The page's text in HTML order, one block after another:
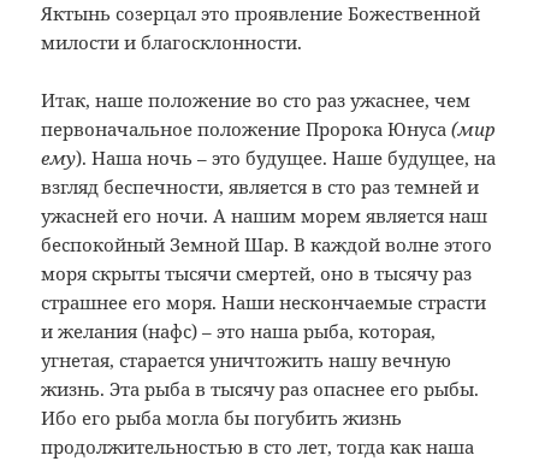
Яктынь созерцал это проявление Божественной
милости и благосклонности.
Итак, наше положение во сто раз ужаснее, чем
первоначальное положение Пророка Юнуса(мир
ему). Наша ночь – это будущее. Наше будущее, на
взгляд беспечности, является в сто раз темней и
ужасней его ночи. А нашим морем является наш
беспокойный Земной Шар. В каждой волне этого
моря скрыты тысячи смертей, оно в тысячу раз
страшнее его моря. Наши нескончаемые страсти
и желания (нафс) – это наша рыба, которая,
угнетая, старается уничтожить нашу вечную
жизнь. Эта рыба в тысячу раз опаснее его рыбы.
Ибо его рыба могла бы погубить жизнь
продолжительностью в сто лет, тогда как наша